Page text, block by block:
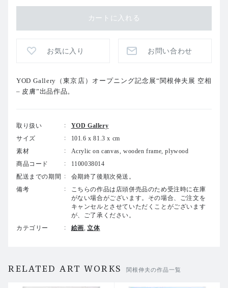
お気に入り お問い合わせ
YOD Gallery（東京店）オープニング記念展“関根伸夫展 空相
– 皮膚”出品作品。
取り扱い
YOD Gallery
サイズ
101.6 x 81.3 x cm
素材
Acrylic on canvas, wooden frame, plywood
商品コード
1100038014
配送までの期間
会期終了後順次発送。
備考
こちらの作品は店頭併売品のため受注時に在庫
がない場合がございます。その場合、ご注文を
キャンセルとさせていただくことがございます
が、ご了承ください。
カテゴリー
絵画 立体
RELATED ART WORKS 関根伸夫の作品一覧